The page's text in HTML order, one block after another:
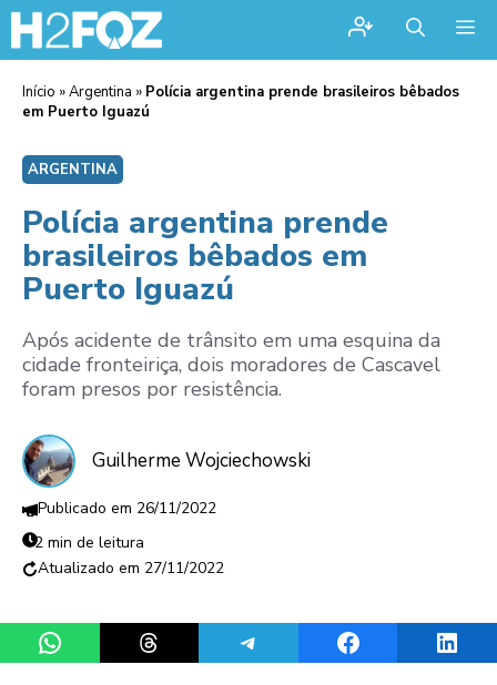
Início »Argentina » Polícia argentina prende brasileiros bêbados
em Puerto Iguazú
ARGENTINA
Polícia argentina prende
brasileiros bêbados em
Puerto Iguazú
Após acidente de trânsito em uma esquina da
cidade fronteiriça, dois moradores de Cascavel
foram presos por resistência.
Guilherme Wojciechowski
26/11/2022
2 min de leitura
27/11/2022
Share on WhatsAppShare on ThreadsShare on TelegramShare on Facebook